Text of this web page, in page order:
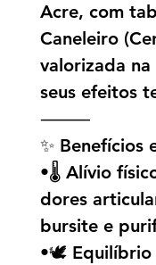
Acre, com
Caneleiro
valorizada
seus efeitos
⸻
✨ Benefícios
•🌡️ Alívio
dores
bursite e
•🕊️ Equilíbrio